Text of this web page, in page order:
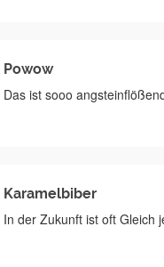
Powow
Das ist sooo
Karamelbiber
In der Zukunft ist oft Gleich